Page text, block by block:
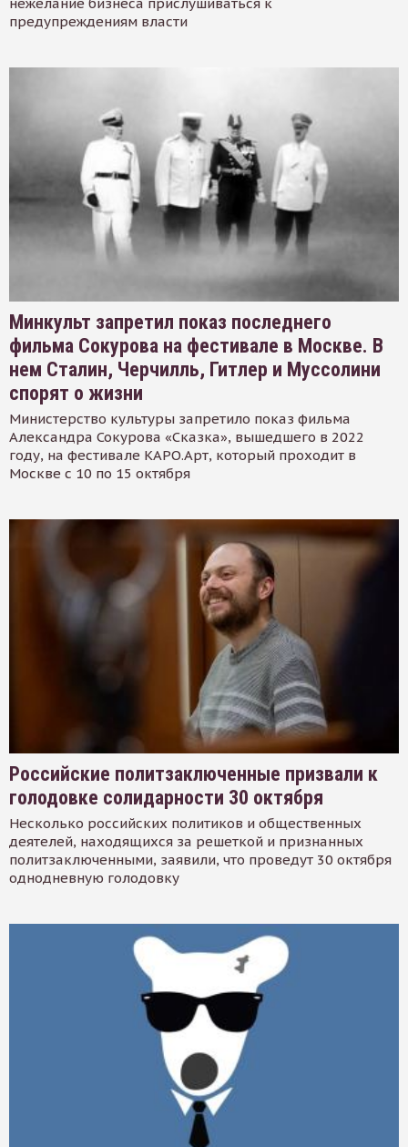
предупреждениям власти
Минкульт запретил показ последнего
фильма Сокурова на фестивале в Москве. В
нем Сталин, Черчилль, Гитлер и Муссолини
спорят о жизни
Министерство культуры запретило показ фильма
Александра Сокурова «Сказка», вышедшего в 2022
году, на фестивале КАРО.Арт, который проходит в
Москве с 10 по 15 октября
Российские политзаключенные призвали к
голодовке солидарности 30 октября
Несколько российских политиков и общественных
деятелей, находящихся за решеткой и признанных
политзаключенными, заявили, что проведут 30 октября
однодневную голодовку